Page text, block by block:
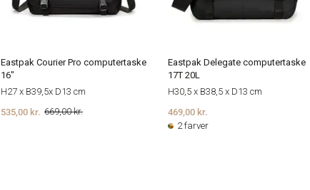
Eastpak Courier Pro computertaske
16"
H27 x B39,5x D13 cm
669,00 kr.
535,00 kr.
Eastpak Delegate computertaske
17T 20L
H30,5 x B38,5 x D13 cm
469,00 kr.
2 farver